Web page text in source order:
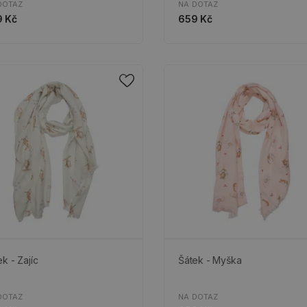
Kč
NA DOTAZ
659 Kč
- Zajíc Šátek - Myška
NA DOTAZ